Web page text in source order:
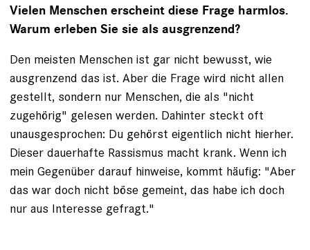
Vielen Menschen erscheint diese Frage harmlos.
Warum erleben Sie sie als ausgrenzend?
Den meisten Menschen ist gar nicht bewusst, wie
ausgrenzend das ist. Aber die Frage wird nicht allen
gestellt, sondern nur Menschen, die als "nicht
zugehörig" gelesen werden. Dahinter steckt oft
unausgesprochen: Du gehörst eigentlich nicht hierher.
Dieser dauerhafte Rassismus macht krank. Wenn ich
mein Gegenüber darauf hinweise, kommt häufig: "Aber
das war doch nicht böse gemeint, das habe ich doch
nur aus Interesse gefragt."